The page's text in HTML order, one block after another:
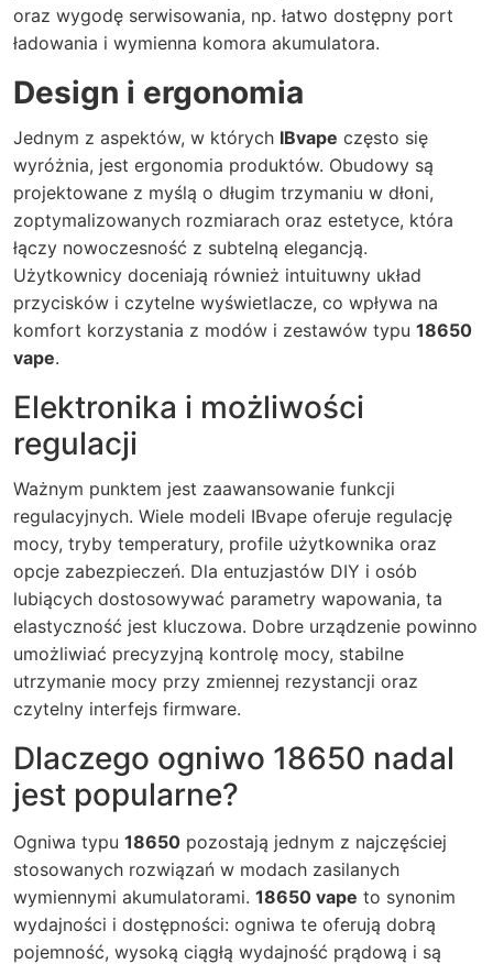
oraz wygodę serwisowania, np. łatwo dostępny port
ładowania i wymienna komora akumulatora.
Design i ergonomia
Jednym z aspektów, w których IBvape często się
wyróżnia, jest ergonomia produktów. Obudowy są
projektowane z myślą o długim trzymaniu w dłoni,
zoptymalizowanych rozmiarach oraz estetyce, która
łączy nowoczesność z subtelną elegancją.
Użytkownicy doceniają również intuituwny układ
przycisków i czytelne wyświetlacze, co wpływa na
komfort korzystania z modów i zestawów typu 18650
vape.
Elektronika i możliwości
regulacji
Ważnym punktem jest zaawansowanie funkcji
regulacyjnych. Wiele modeli IBvape oferuje regulację
mocy, tryby temperatury, profile użytkownika oraz
opcje zabezpieczeń. Dla entuzjastów DIY i osób
lubiących dostosowywać parametry wapowania, ta
elastyczność jest kluczowa. Dobre urządzenie powinno
umożliwiać precyzyjną kontrolę mocy, stabilne
utrzymanie mocy przy zmiennej rezystancji oraz
czytelny interfejs firmware.
Dlaczego ogniwo 18650 nadal
jest popularne?
Ogniwa typu 18650 pozostają jednym z najczęściej
stosowanych rozwiązań w modach zasilanych
wymiennymi akumulatorami. 18650 vape to synonim
wydajności i dostępności: ogniwa te oferują dobrą
pojemność, wysoką ciągłą wydajność prądową i są